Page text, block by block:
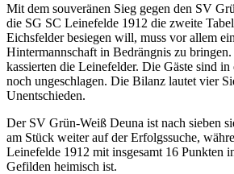
Mit dem souveränen Sieg gegen den SV
die SG SC Leinefelde 1912 die zweite
Eichsfelder besiegen will, muss vor allem
Hintermannschaft in Bedrängnis zu
kassierten die Leinefelder. Die Gäste sind in
noch ungeschlagen. Die Bilanz lautet vier
Unentschieden.
Der SV Grün-Weiß Deuna ist nach sieben
am Stück weiter auf der Erfolgssuche,
Leinefelde 1912 mit insgesamt 16 Punkten
Gefilden heimisch ist.